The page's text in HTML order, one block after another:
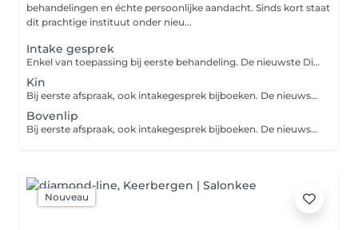
behandelingen en échte persoonlijke aandacht. Sinds kort staat
dit prachtige instituut onder nieu...
Intake gesprek
Enkel van toepassing bij eerste behandeling. De nieuwste Diodelaser voor pijnloos en effectief te ontharen. Prijs per beurt, resultaat vanaf de eerste sessie
Kin
Bij eerste afspraak, ook intakegesprek bijboeken. De nieuwste Diodelaser voor pijnloos en effectief te ontharen. Prijs per beurt, resultaat vanaf de eerste sessie.
Bovenlip
Bij eerste afspraak, ook intakegesprek bijboeken. De nieuwste Diodelaser voor pijnloos en effectief te ontharen. Prijs per beurt, resultaat vanaf de eerste sessie.
Nouveau